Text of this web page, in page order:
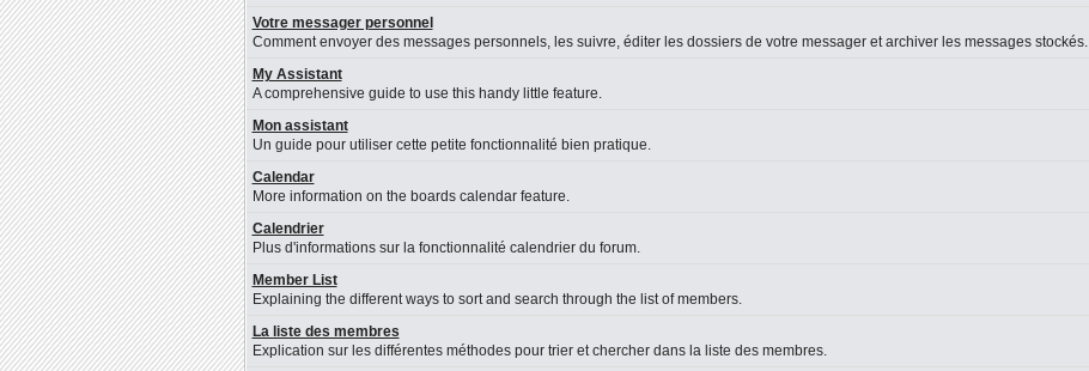
Votre messager personnel
Comment envoyer des messages personnels, les suivre, éditer les dossiers de votre messager et archiver les messages stockés.
My Assistant
A comprehensive guide to use this handy little feature.
Mon assistant
Un guide pour utiliser cette petite fonctionnalité bien pratique.
Calendar
More information on the boards calendar feature.
Calendrier
Plus d'informations sur la fonctionnalité calendrier du forum.
Member List
Explaining the different ways to sort and search through the list of members.
La liste des membres
Explication sur les différentes méthodes pour trier et chercher dans la liste des membres.